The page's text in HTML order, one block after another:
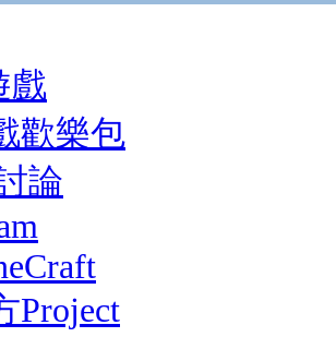
戲
歡樂包
論
Project